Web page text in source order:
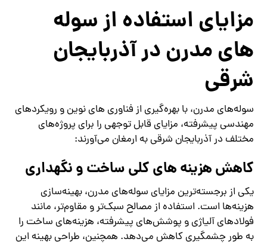
مزایای استفاده از سوله‌
های مدرن در آذربایجان
شرقی
سوله‌های مدرن، با بهره‌گیری از فناوری‌ های نوین و رویکردهای
مهندسی پیشرفته، مزایای قابل توجهی را برای پروژه‌های
مختلف در آذربایجان شرقی به ارمغان می‌آورند:
کاهش هزینه ‌های کلی ساخت و نگهداری
یکی از برجسته‌ترین مزایای سوله‌های مدرن، بهینه‌سازی
هزینه‌ها است. استفاده از مصالح سبک‌تر و مقاوم‌تر، مانند
فولادهای آلیاژی و پوشش‌های پیشرفته، هزینه‌های ساخت را
به طور چشمگیری کاهش می‌دهد. همچنین، طراحی بهینه این